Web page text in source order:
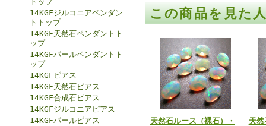
14KGFジルコニアペンダン
トトップ
14KGF天然石ペンダントト
ップ
14KGFパールペンダントト
ップ
14KGFピアス
14KGF天然石ピアス
14KGF合成石ピアス
14KGFジルコニアピアス
14KGFパールピアス
この商品を見た
天然石ルース（裸石）・
天